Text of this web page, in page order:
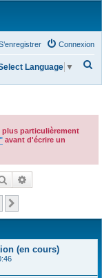
Connexion
h
c
Language ▼
plus particulièrement
avant d'écrire un
Rechercher
(en cours)